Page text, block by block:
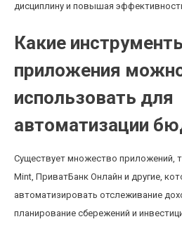
дисциплину и повышая
Какие
приложения
использовать для
автоматизации
Существует множество приложений,
Mint, ПриватБанк Онлайн и другие,
автоматизировать отслеживание
планирование сбережений и